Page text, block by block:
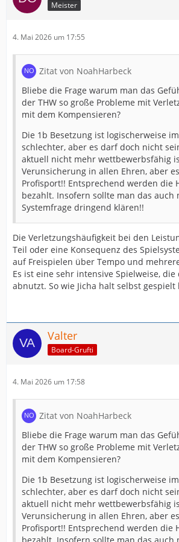
Meister
4. Mai 2026 um 17:55
Zitat von NoahHarbeck
Bliebe die Frage warum man das
der THW so große Probleme mit
mit dem Kompensieren?
Die 1b Besetzung ist logischerweise
schlechter, aber es darf doch nicht
aktuell nicht mehr wettbewerbsfähig
Verunsicherung in allen Ehren, aber
Profisport!! Entsprechend werden die
bezahlt. Insofern sollte man das auch
Systemfrage dringend klären!!
Die Verletzungshäufigkeit bei den
Teil oder eine Konsequenz des
auf Freispielen über Tempo und
Es ist eine sehr intensive Spielweise,
abnutzt. So wie Jicha halt selbst gespielt
Valter
Board-Grufti
4. Mai 2026 um 17:58
Zitat von NoahHarbeck
Bliebe die Frage warum man das
der THW so große Probleme mit
mit dem Kompensieren?
Die 1b Besetzung ist logischerweise
schlechter, aber es darf doch nicht
aktuell nicht mehr wettbewerbsfähig
Verunsicherung in allen Ehren, aber
Profisport!! Entsprechend werden die